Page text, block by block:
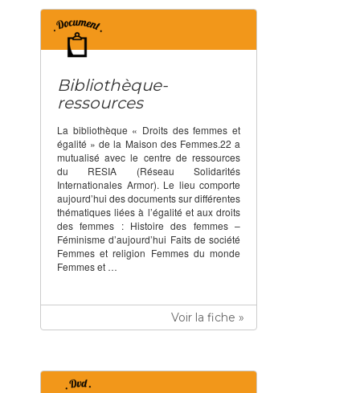
Bibliothèque-
ressources
La bibliothèque « Droits des femmes et
égalité » de la Maison des Femmes.22 a
mutualisé avec le centre de ressources
du RESIA (Réseau Solidarités
Internationales Armor). Le lieu comporte
aujourd’hui des documents sur différentes
thématiques liées à l’égalité et aux droits
des femmes : Histoire des femmes –
Féminisme d’aujourd’hui Faits de société
Femmes et religion Femmes du monde
Femmes et …
Voir la fiche »